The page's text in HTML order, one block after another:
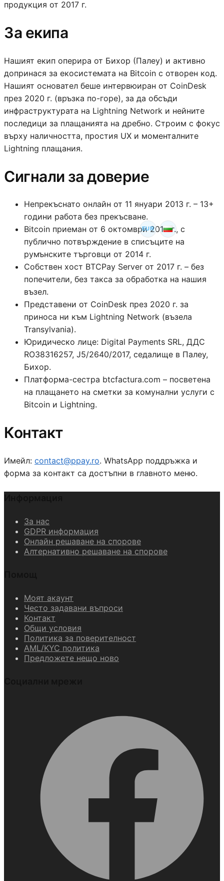
EUR
продукция от 2017 г.
За екипа
Нашият екип оперира от Бихор (Палеу) и активно
допринася за екосистемата на Bitcoin с отворен код.
Нашият основател беше интервюиран от CoinDesk
през 2020 г. (връзка по-горе), за да обсъди
инфраструктурата на Lightning Network и нейните
последици за плащанията на дребно. Строим с фокус
върху наличността, простия UX и моменталните
Lightning плащания.
Сигнали за доверие
Непрекъснато онлайн от 11 януари 2013 г. – 13+
години работа без прекъсване.
Bitcoin приеман от 6 октомври 2014 г., с
публично потвърждение в списъците на
румънските търговци от 2014 г.
Собствен хост BTCPay Server от 2017 г. – без
попечители, без такса за обработка на нашия
възел.
Представени от CoinDesk през 2020 г. за
приноса ни към Lightning Network (възела
Transylvania).
Юридическо лице: Digital Payments SRL, ДДС
RO38316257, J5/2640/2017, седалище в Палеу,
Бихор.
Платформа-сестра btcfactura.com – посветена
на плащането на сметки за комунални услуги с
Bitcoin и Lightning.
Контакт
Имейл: contact@ppay.ro. WhatsApp поддръжка и
форма за контакт са достъпни в главното меню.
За нас
GDPR информация
Онлайн решаване на спорове
Алтернативно решаване на спорове
Моят акаунт
Често задавани въпроси
Контакт
Общи условия
Политика за поверителност
AML/KYC политика
Предложете нещо ново